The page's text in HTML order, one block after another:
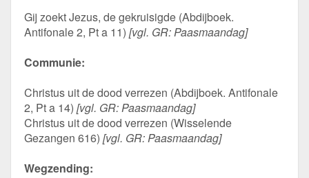
Gij zoekt Jezus, de gekruisigde (Abdijboek.
Antifonale 2, Pt a 11) [vgl. GR: Paasmaandag]
Communie:
Christus uit de dood verrezen (Abdijboek. Antifonale
2, Pt a 14) [vgl. GR: Paasmaandag]
Christus uit de dood verrezen (Wisselende
Gezangen 616) [vgl. GR: Paasmaandag]
Wegzending: